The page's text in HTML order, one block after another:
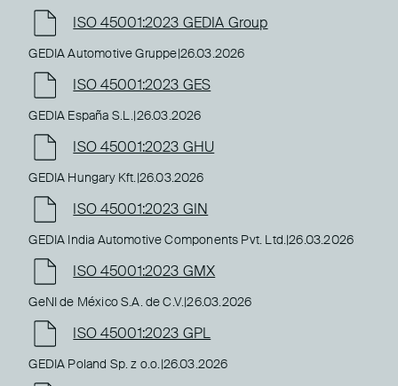
ISO 45001:2023 GEDIA Group
GEDIA Automotive Gruppe|26.03.2026
ISO 45001:2023 GES
GEDIA España S.L.|26.03.2026
ISO 45001:2023 GHU
GEDIA Hungary Kft.|26.03.2026
ISO 45001:2023 GIN
GEDIA India Automotive Components Pvt. Ltd.|26.03.2026
ISO 45001:2023 GMX
GeNI de México S.A. de C.V.|26.03.2026
ISO 45001:2023 GPL
GEDIA Poland Sp. z o.o.|26.03.2026